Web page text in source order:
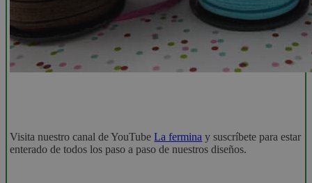
Visita nuestro canal de YouTubeLa fermina y suscríbete para estar
enterado de todos los paso a paso de nuestros diseños.